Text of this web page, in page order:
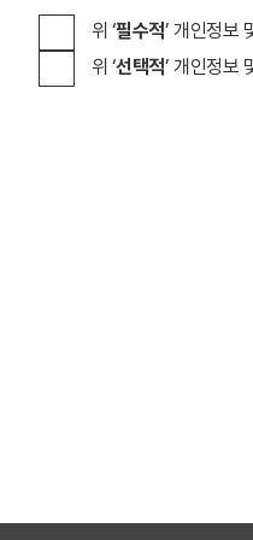
위 ‘필수적’ 개인정보
위 ‘선택적’ 개인정보